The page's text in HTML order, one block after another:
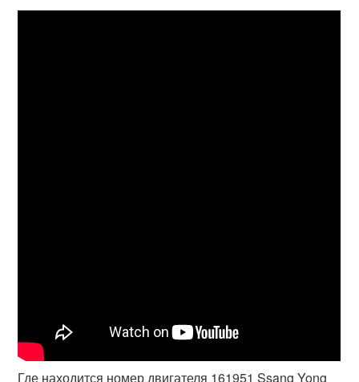
Где находится номер двигателя 161951 Ssang Yong